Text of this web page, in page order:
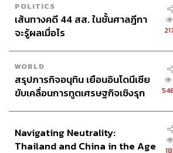
POLITICS
เส้นทางคดี 44 สส. ในชั้นศาลฎีกา
จะรู้ผลเมื่อไร
WORLD
สรุปภารกิจอนุทิน เยือนอินโดนีเซีย
ขับเคลื่อนการทูตเศรษฐกิจเชิงรุก
Navigating Neutrality:
Thailand and China in the Age